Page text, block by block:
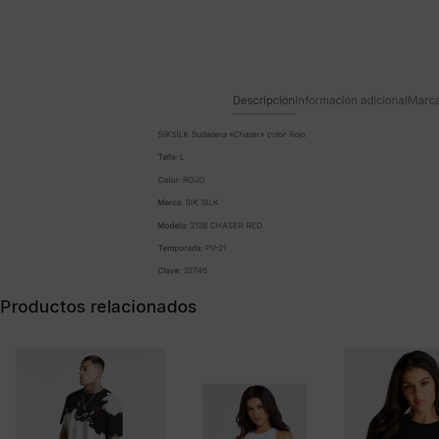
DescripciónInformación adicional
SIKSILK Sudadera «Chaser» color Rojo
Talla: L
Color: ROJO
Marca: SIK SILK
Modelo: 2138 CHASER RED
Temporada: PV-21
Clave: 32746
Productos relacionados